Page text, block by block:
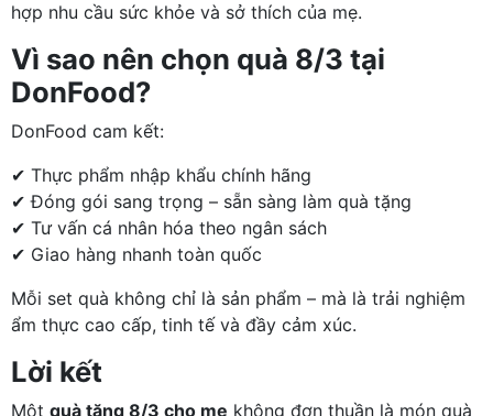
hợp nhu cầu sức khỏe và sở thích của mẹ.
Vì sao nên chọn quà 8/3 tại
DonFood?
DonFood cam kết:
✔ Thực phẩm nhập khẩu chính hãng
✔ Đóng gói sang trọng – sẵn sàng làm quà tặng
✔ Tư vấn cá nhân hóa theo ngân sách
✔ Giao hàng nhanh toàn quốc
Mỗi set quà không chỉ là sản phẩm – mà là trải nghiệm
ẩm thực cao cấp, tinh tế và đầy cảm xúc.
Lời kết
Một quà tặng 8/3 cho mẹ không đơn thuần là món quà